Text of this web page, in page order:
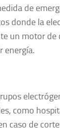
de
donde la
un motor
energía.
como
caso de